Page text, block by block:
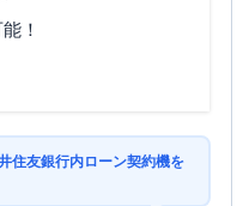
！
住友銀行内ローン契約機を